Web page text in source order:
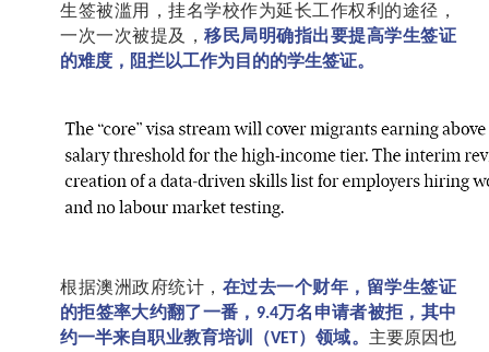
生签被滥用，挂名学校作为延长工作权利的途径，
一次一次被提及，移民局明确指出要提高学生签证
的难度，阻拦以工作为目的的学生签证。
根据澳洲政府统计， 在过去一个财年，留学生签证
的拒签率大约翻了一番， 9.4万名申请者被拒，其中
约一半来自职业教育培训（VET）领域。 主要原因也